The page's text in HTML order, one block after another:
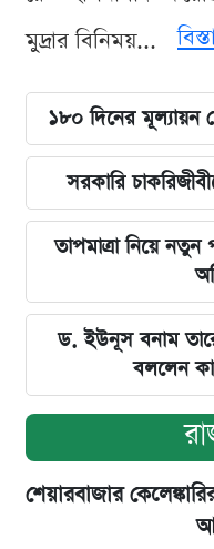
মুদ্রার বিনিময়...
১৮০ দিনের মূল্যায়ন
সরকারি
তাপমাত্রা নিয়ে
ড. ইউনূস বনাম
বললেন
শেয়ারবাজার